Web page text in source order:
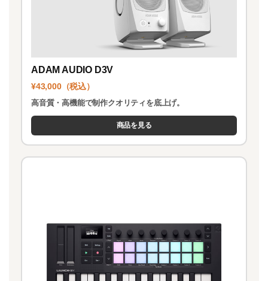
ADAM AUDIO D3V
¥43,000（税込）
高音質・高機能で制作クオリティを底上げ。
商品を見る